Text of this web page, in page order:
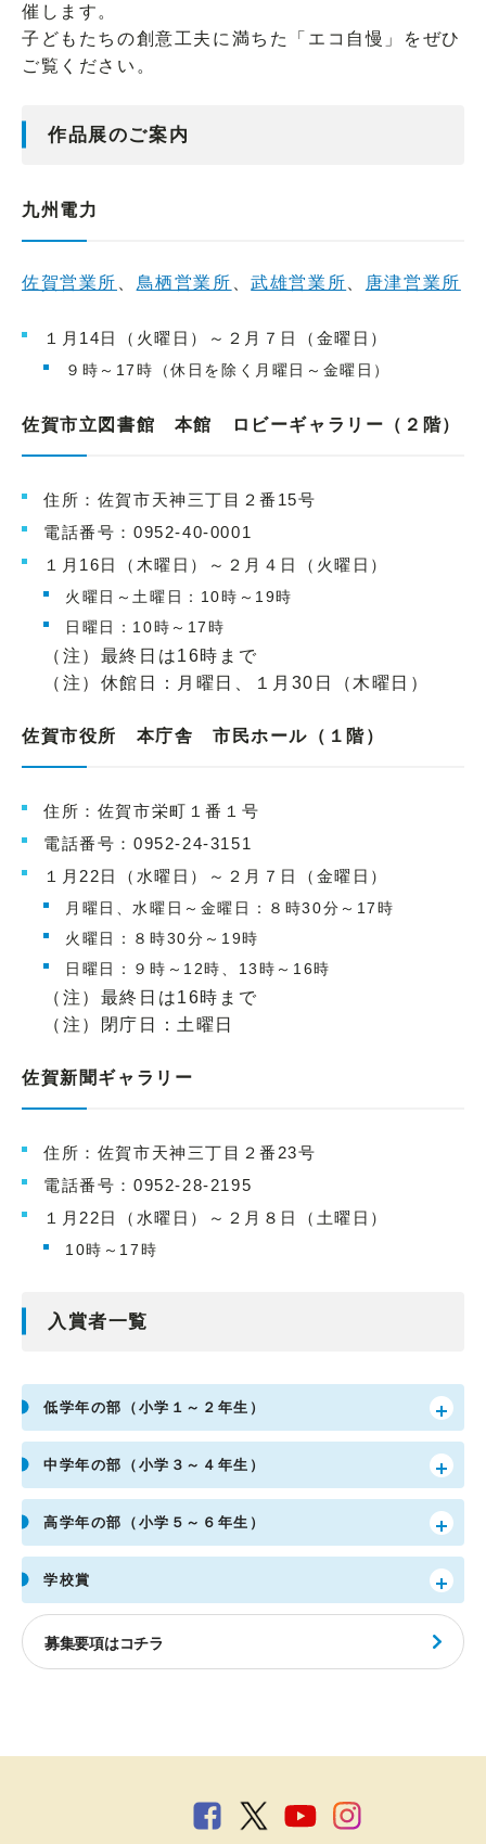
催します。
子どもたちの創意工夫に満ちた「エコ自慢」をぜひ
ご覧ください。
作品展のご案内
九州電力
佐賀営業所 鳥栖営業所 、武雄営業所 唐津営業所
１月14日（火曜日）～２月７日（金曜日）
９時～17時（休日を除く月曜日～金曜日）
佐賀市立図書館 本館 ロビーギャラリー（２階）
住所：佐賀市天神三丁目２番15号
電話番号：0952-40-0001
１月16日（木曜日）～２月４日（火曜日）
火曜日～土曜日：10時～19時
日曜日：10時～17時
（注）最終日は16時まで
（注）休館日：月曜日、１月30日（木曜日）
佐賀市役所 本庁舎 市民ホール（１階）
住所：佐賀市栄町１番１号
電話番号：0952-24-3151
１月22日（水曜日）～２月７日（金曜日）
月曜日、水曜日～金曜日：８時30分～17時
火曜日：８時30分～19時
日曜日：９時～12時、13時～16時
（注）最終日は16時まで
（注）閉庁日：土曜日
佐賀新聞ギャラリー
住所：佐賀市天神三丁目２番23号
電話番号：0952-28-2195
１月22日（水曜日）～２月８日（土曜日）
10時～17時
入賞者一覧
低学年の部（小学１～２年生）
中学年の部（小学３～４年生）
高学年の部（小学５～６年生）
学校賞
募集要項はコチラ